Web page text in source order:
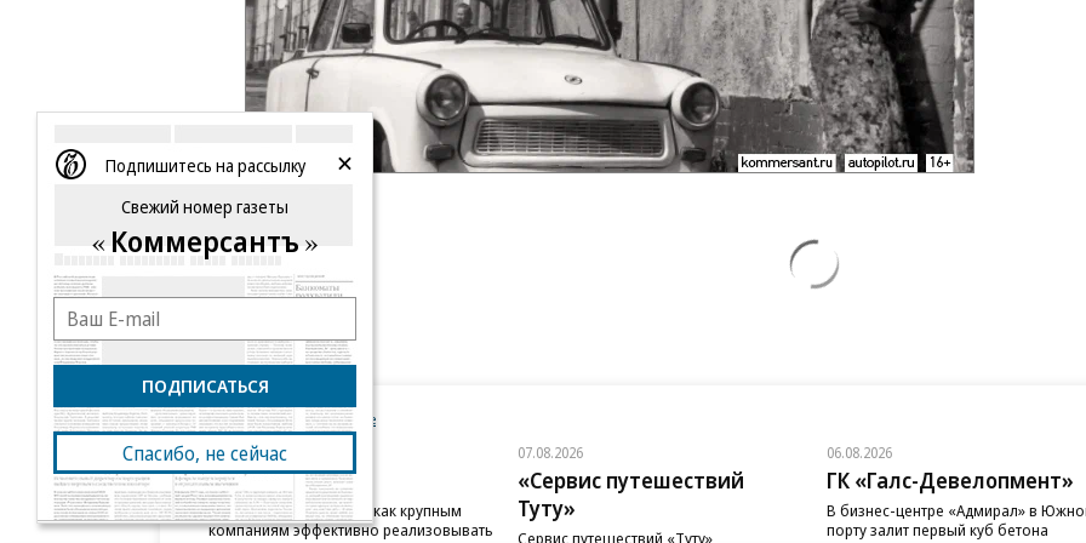
Новости компаний Все
07.08.2026
ПАО ДОМ.РФ
В ДОМ.РФ рассказали, как крупным
компаниям эффективно реализовывать
07.08.2026
«Сервис путешествий
Туту»
Сервис путешествий «Туту»
06.08.2026
ГК «Галс-Девелопмент»
В бизнес-центре «Адмирал» в
порту залит первый куб бетона
Подпишитесь на рассылку
Свежий номер газеты
Коммерсантъ
ПОДПИСАТЬСЯ
Спасибо, не сейчас